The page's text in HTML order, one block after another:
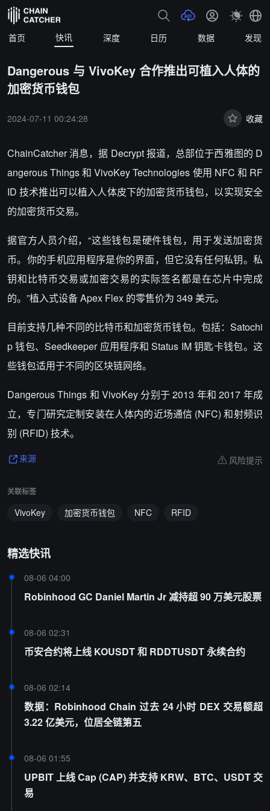
首页 快讯 深度 日历 数据 发现
Dangerous 与 VivoKey 合作推出可植入人体的
加密货币钱包
2024-07-11 00:24:28 收藏
ChainCatcher 消息，据 Decrypt 报道，总部位于西雅图的 D
angerous Things 和 VivoKey Technologies 使用 NFC 和 RF
ID 技术推出可以植入人体皮下的加密货币钱包，以实现安全
的加密货币交易。
据官方人员介绍，“这些钱包是硬件钱包，用于发送加密货
币。你的手机应用程序是你的界面，但它没有任何私钥。私
钥和比特币交易或加密交易的实际签名都是在芯片中完成
的。”植入式设备 Apex Flex 的零售价为 349 美元。
目前支持几种不同的比特币和加密货币钱包。包括：Satochi
p 钱包、Seedkeeper 应用程序和 Status IM 钥匙卡钱包。这
些钱包适用于不同的区块链网络。
Dangerous Things 和 VivoKey 分别于 2013 年和 2017 年成
立，专门研究定制安装在人体内的近场通信 (NFC) 和射频识
别 (RFID) 技术。
来源 风险提示
关联标签
VivoKey 加密货币钱包 NFC RFID
精选快讯
08-06 04:00
Robinhood GC Daniel Martin Jr 减持超 90 万美元股票
08-06 02:31
币安合约将上线 KOUSDT 和 RDDTUSDT 永续合约
08-06 02:14
数据：Robinhood Chain 过去 24 小时 DEX 交易额超
3.22 亿美元，位居全链第五
08-06 01:55
UPBIT 上线 Cap (CAP) 并支持 KRW、BTC、USDT 交
易